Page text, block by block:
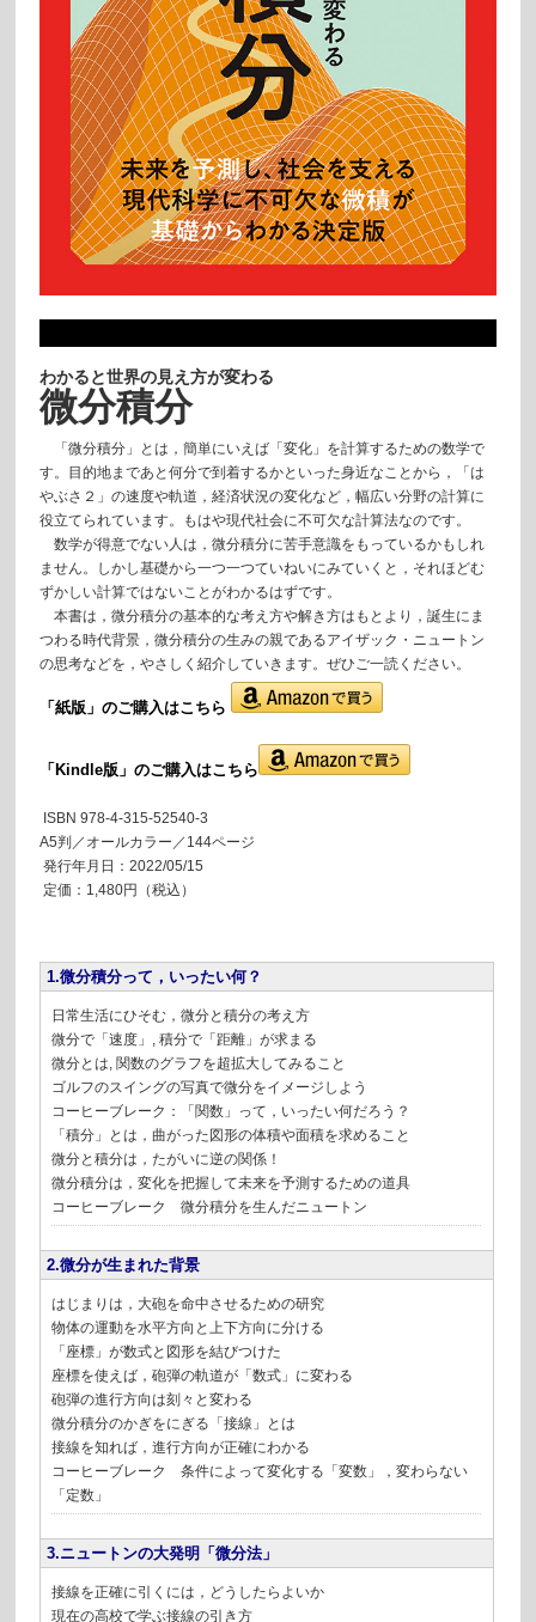
わかると世界の見え方が変わる
微分積分
「微分積分」とは，簡単にいえば「変化」を計算するための数学で
す。目的地まであと何分で到着するかといった身近なことから，「は
やぶさ２」の速度や軌道，経済状況の変化など，幅広い分野の計算に
役立てられています。もはや現代社会に不可欠な計算法なのです。
数学が得意でない人は，微分積分に苦手意識をもっているかもしれ
ません。しかし基礎から一つ一つていねいにみていくと，それほどむ
ずかしい計算ではないことがわかるはずです。
本書は，微分積分の基本的な考え方や解き方はもとより，誕生にま
つわる時代背景，微分積分の生みの親であるアイザック・ニュートン
の思考などを，やさしく紹介していきます。ぜひご一読ください。
「紙版」のご購入はこちら
「Kindle版」のご購入はこちら
ISBN 978-4-315-52540-3
A5判／オールカラー／144ページ
発行年月日：2022/05/15
定価：1,480円（税込）
1.微分積分って，いったい何？
日常生活にひそむ，微分と積分の考え方
微分で「速度」, 積分で「距離」が求まる
微分とは, 関数のグラフを超拡大してみること
ゴルフのスイングの写真で微分をイメージしよう
コーヒーブレーク：「関数」って，いったい何だろう？
「積分」とは，曲がった図形の体積や面積を求めること
微分と積分は，たがいに逆の関係！
微分積分は，変化を把握して未来を予測するための道具
コーヒーブレーク 微分積分を生んだニュートン
2.微分が生まれた背景
はじまりは，大砲を命中させるための研究
物体の運動を水平方向と上下方向に分ける
「座標」が数式と図形を結びつけた
座標を使えば，砲弾の軌道が「数式」に変わる
砲弾の進行方向は刻々と変わる
微分積分のかぎをにぎる「接線」とは
接線を知れば，進行方向が正確にわかる
コーヒーブレーク 条件によって変化する「変数」，変わらない
「定数」
3.ニュートンの大発明「微分法」
接線を正確に引くには，どうしたらよいか
現在の高校で学ぶ接線の引き方